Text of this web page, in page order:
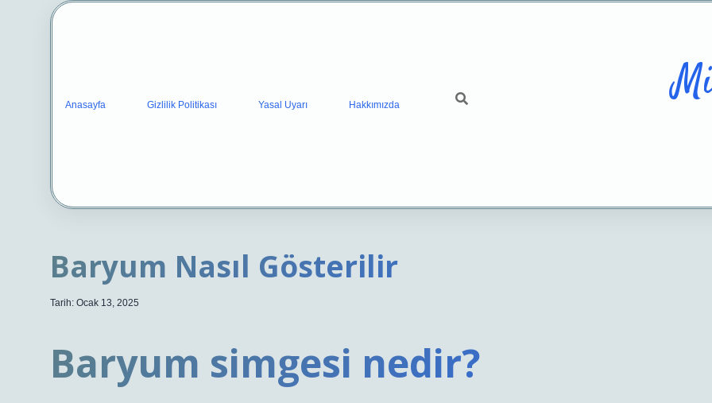
Anasayfa Gizlilik Politikası Yasal Uyarı Hakkımızda
Baryum Nasıl Gösterilir
Tarih: Ocak 13, 2025
Baryum simgesi nedir?